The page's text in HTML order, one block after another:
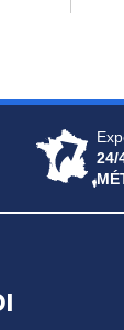
24/